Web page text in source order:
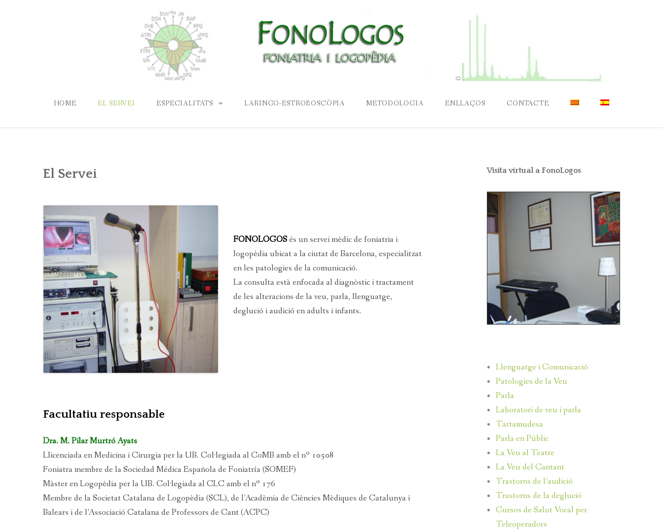
HOME EL SERVEI ESPECIALITATS
LLENGUATGE I COMUNICACIÓ
LA VEU AL TEATRE
LA VEU DEL CANTANT
TRASTORNS DE L’AUDICIÓ
TRASTORNS DE LA DEGLUCIÓ
CURSOS DE SALUT VOCAL PER TELEOPERADORS
TELELOGOPÈDIA
LARINGO-ESTROBOSCÒPIA METODOLOGIA ENLLAÇOS CONTACTE
El Servei
FONOLOGOSés un servei mèdic de foniatria i
logopèdia ubicat a la ciutat de Barcelona, especialitzat
en les patologies de la comunicació.
La consulta està enfocada al diagnòstic i tractament
de les alteracions de la veu, parla, llenguatge,
deglució i audició en adults i infants.
Facultatiu responsable
Dra. M. Pilar Murtró Ayats
Llicenciada en Medicina i Cirurgia per la UB. Col·legiada al CoMB amb el nº 10508
Foniatra membre de la Sociedad Médica Española de Foniatría (SOMEF)
Màster en Logopèdia per la UB. Col·legiada al CLC amb el nº 176
Membre de la Societat Catalana de Logopèdia (SCL), de l’Acadèmia de Ciències Mèdiques de Catalunya i
Balears i de l’Associació Catalana de Professors de Cant (ACPC)
Visita virtual a FonoLogos
Llenguatge i Comunicació
Patologies de la Veu
Parla
Laboratori de veu i parla
Tartamudesa
Parla en Públic
La Veu al Teatre
La Veu del Cantant
Trastorns de l’audició
Trastorns de la deglució
Cursos de Salut Vocal per
Teleoperadors